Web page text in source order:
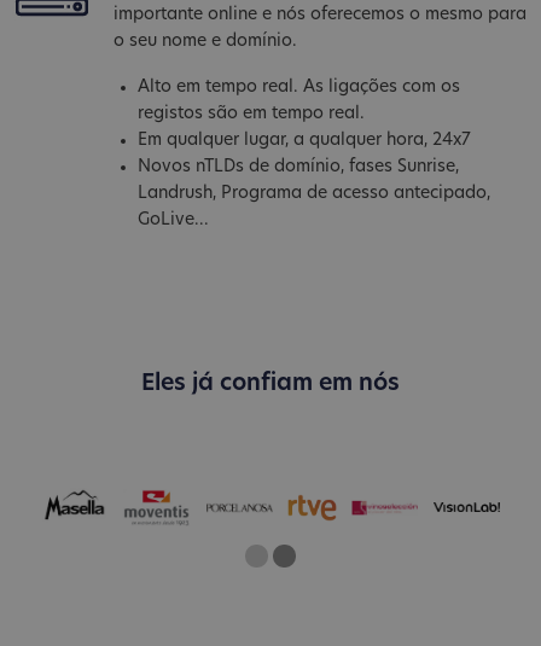
importante online e nós oferecemos o mesmo para
o seu nome e domínio.
Alto em tempo real. As ligações com os
registos são em tempo real.
Em qualquer lugar, a qualquer hora, 24x7
Novos nTLDs de domínio, fases Sunrise,
Landrush, Programa de acesso antecipado,
GoLive...
Eles já confiam em nós
OneTwo
Current Slide